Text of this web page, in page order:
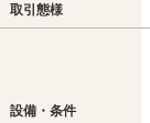
取引態様
設備・条件